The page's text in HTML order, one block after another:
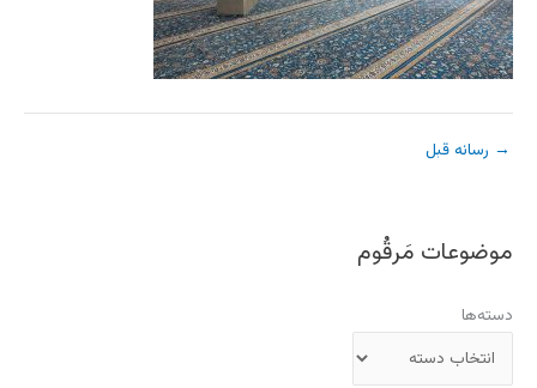
→ رسانه قبل
موضوعات مَرقُوم
دسته‌ها